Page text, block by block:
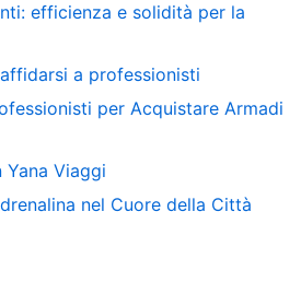
efficienza e solidità per la
a professionisti
per Acquistare Armadi
Yana Viaggi
nel Cuore della Città